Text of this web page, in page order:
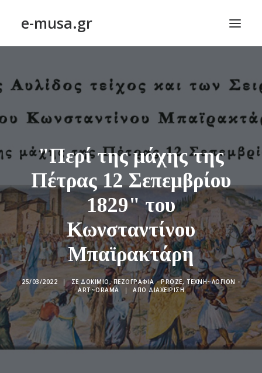
e-musa.gr
ΑΡΧΙΚΗ
ΠΟΙΗΣΗ – POETRY
ΠΕΖΟΓΡΑΦΙΑ – PROSE
ΑΠΟΔΕΛΤΙΩΣΗ
BLOG
ΣΥΝΤΑΚΤΙΚΗ ΟΜΑΔΑ
ΕΠΙΚΟΙΝΩΝΙΑ
ΑΝΑΖΉΤΗΣΗ
"Περί της μάχης της
Πέτρας 12 Σεπεμβρίου
1829" του
Κωνσταντίνου
Μπαϊρακτάρη
25/03/2022 | ΣΕΔΟΚΊΜΙΟ,ΠΕΖΟΓΡΑΦΊΑ - PROZE, ΤΕΧΝΗ~ΛΌΓΙΟΝ -
ART~ORAMA
| ΑΠΌ ΔΙΑΧΕΊΡΙΣΗ